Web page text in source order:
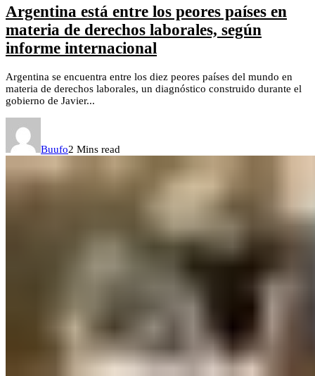
Argentina está entre los peores países en
materia de derechos laborales, según
informe internacional
Argentina se encuentra entre los diez peores países del mundo en
materia de derechos laborales, un diagnóstico construido durante el
gobierno de Javier...
Buufo2 Mins read